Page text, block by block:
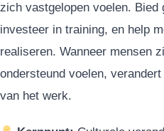
zich vastgelopen voelen. Bied
investeer in training, en help
realiseren. Wanneer mensen
ondersteund voelen,
van het werk.